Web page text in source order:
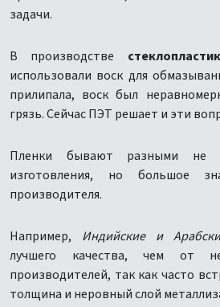
задачи.
В производстве
использовали воск для
прилипала, воск был
грязь. Сейчас ПЭТ решает и эти
Пленки бывают разными не
изготовления, но большое
производителя.
Например, Индийские и
лучшего качества, чем от
производителей, так как часто
толщина и неровный слой